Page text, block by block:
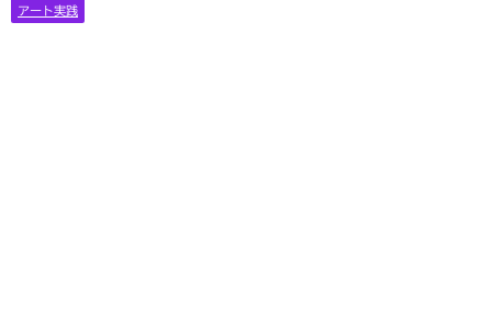
アート実践